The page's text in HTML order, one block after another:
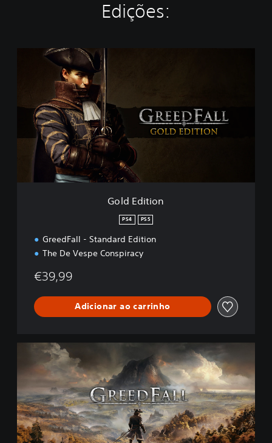
Edições:
Gold Edition
PS4 PS5
GreedFall - Standard Edition
The De Vespe Conspiracy
€39,99
Adicionar ao carrinho
d
a
r
d
E